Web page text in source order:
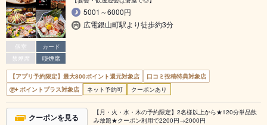
個室
カード
禁煙席
喫煙席
5001～6000円
広電銀山町駅より徒歩約3分
【アプリ予約限定】最大800ポイント還元対象店
口コミ投稿特典対象店
ポイントプラス対象店
ネット予約可 クーポンあり
クーポンを見る
【月・火・水・木の予約限定】2名様以上から★120分単品飲
み放題★クーポン利用で2200円→2000円